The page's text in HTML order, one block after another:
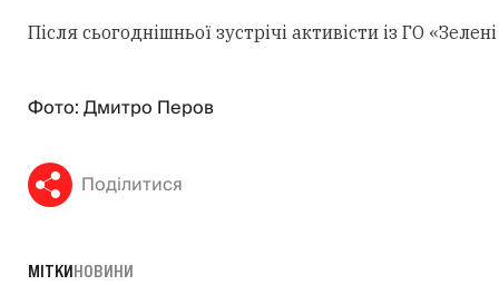
Після сьогоднішньої зустрічі активісти із ГО
Фото: Дмитро Перов
Поділитися
МІТКИНОВИНИ